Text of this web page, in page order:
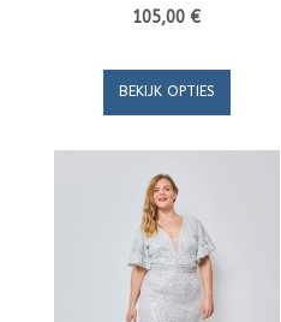
105,00 €
BEKIJK OPTIES